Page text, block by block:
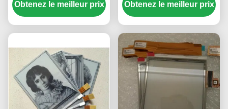
un format de 1200 × 825
pixels
Obtenez le meilleur prix
antireflet et panneau
EPD version originale
Obtenez le meilleur prix